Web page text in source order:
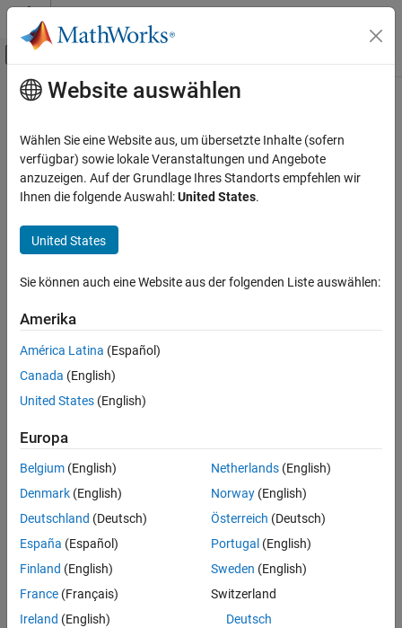
Weiter zum Inhalt
Umschaltung für Off-Canvas-
Startseite der Dokumentation
Embedded Coder
Code and Tool Customization
Model Configuration Set Customization
Code Generation Configuration Sets
Description
Recommended Settings
Programmatic Use
Version History
Hauptinhalt
Code templates: Header file (*.h)
template
Template for generated code header
Description
Specify the code generation template (CGT) file to use when
generating a code header file.
Settings
ert_code_template.cgt
Default:ert_code_template.cgt
You can use a CGT file to define the top-level organization and
formatting of generated header files (
.h
Note
®
Recommended Settings
Website auswählen
Wählen Sie eine Website aus, um übersetzte Inhalte (sofern
verfügbar) sowie lokale Veranstaltungen und Angebote
anzuzeigen. Auf der Grundlage Ihres Standorts empfehlen wir
Ihnen die folgende Auswahl:United States.
United States
Sie können auch eine Website aus der folgenden Liste auswählen:
Amerika
América Latina (Español)
Canada (English)
United States (English)
Europa
Belgium (English)
Denmark (English)
Deutschland (Deutsch)
España (Español)
Finland (English)
France (Français)
Ireland (English)
Netherlands(English)
Norway(English)
Österreich (Deutsch)
Portugal (English)
Sweden (English)
Switzerland
Deutsch